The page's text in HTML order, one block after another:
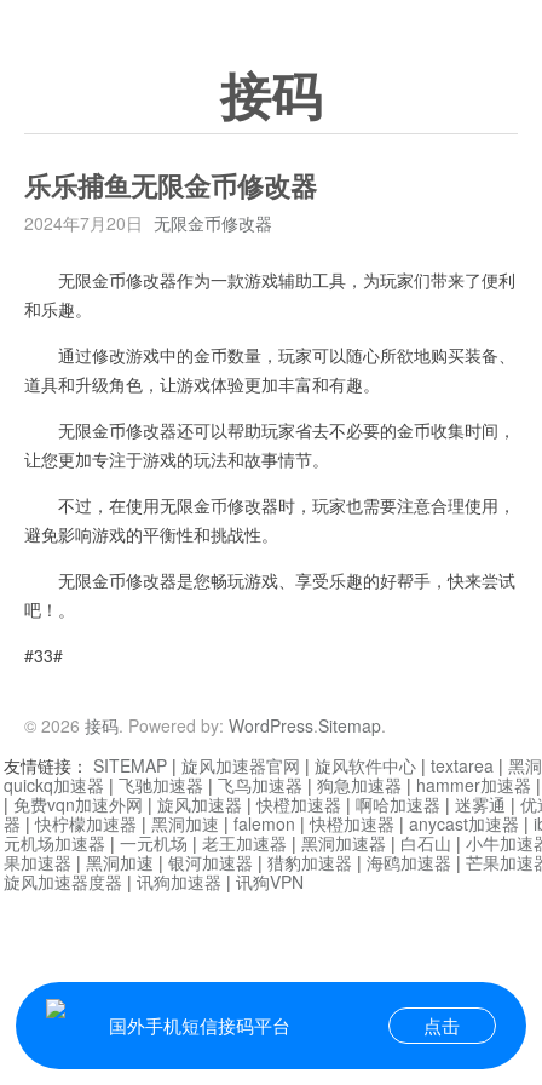
接码
乐乐捕鱼无限金币修改器
2024年7月20日 无限金币修改器
无限金币修改器作为一款游戏辅助工具，为玩家们带来了便利
和乐趣。
通过修改游戏中的金币数量，玩家可以随心所欲地购买装备、
道具和升级角色，让游戏体验更加丰富和有趣。
无限金币修改器还可以帮助玩家省去不必要的金币收集时间，
让您更加专注于游戏的玩法和故事情节。
不过，在使用无限金币修改器时，玩家也需要注意合理使用，
避免影响游戏的平衡性和挑战性。
无限金币修改器是您畅玩游戏、享受乐趣的好帮手，快来尝试
吧！。
#33#
© 2026 接码. Powered by: WordPress.Sitemap.
国外手机短信接码平台 点击
友情链接： SITEMAP | 旋风加速器官网 | 旋风软件中心 | textarea | 黑
quickq加速器 | 飞驰加速器 | 飞鸟加速器 | 狗急加速器 | hammer加速器
| 免费vqn加速外网 | 旋风加速器 |快橙加速器 | 啊哈加速器 | 迷雾通 | 优
器 |快柠檬加速器 | 黑洞加速 | falemon |快橙加速器 | anycast加速器 |
元机场加速器 | 一元机场 | 老王加速器 | 黑洞加速器 | 白石山 | 小牛加速
果加速器 | 黑洞加速 | 银河加速器 | 猎豹加速器 | 海鸥加速器 | 芒果加速
旋风加速器度器 | 讯狗加速器 | 讯狗VPN